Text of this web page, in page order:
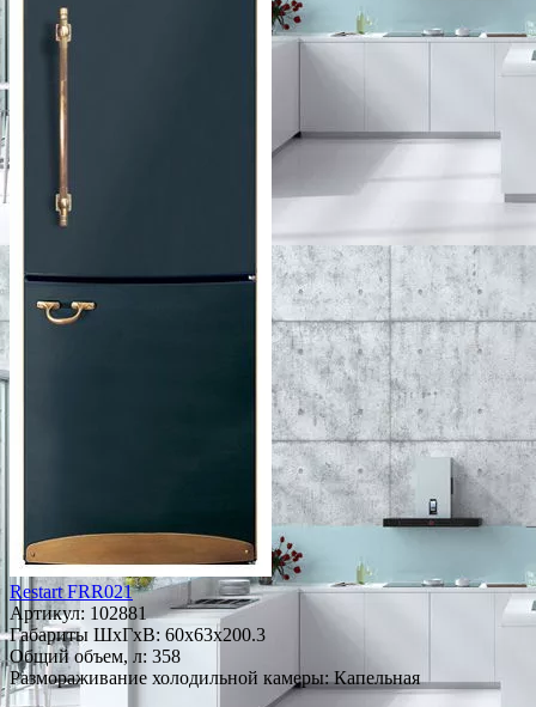
Restart FRR021
Артикул: 102881
Габариты ШxГxВ: 60x63x200.3
Общий объем, л: 358
Размораживание холодильной камеры: Капельная